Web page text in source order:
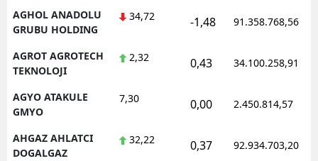
AGHOL ANADOLU
GRUBU HOLDING
34,72 -1,48 91.358.768,56
AGROT AGROTECH
TEKNOLOJI
2,32 0,43 34.100.258,91
AGYO ATAKULE
GMYO
7,30 0,00 2.450.814,57
AHGAZ AHLATCI
DOGALGAZ
32,22 0,37 92.934.703,20